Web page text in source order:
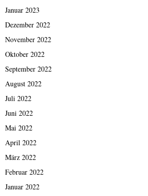
Januar 2023
Dezember 2022
November 2022
Oktober 2022
September 2022
August 2022
Juli 2022
Juni 2022
Mai 2022
April 2022
März 2022
Februar 2022
Januar 2022